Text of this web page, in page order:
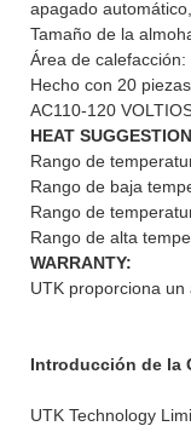
apagado
Tamaño de la
Área de calefacción:
Hecho con 20
AC110-120
HEAT
Rango de
Rango de baja
Rango de
Rango de alta
WARRANTY:
UTK proporciona
Introducción de la
UTK Technology